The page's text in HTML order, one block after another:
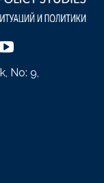
No: 9,